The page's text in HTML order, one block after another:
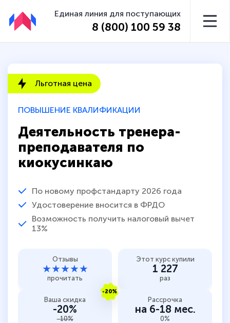
Единая линия для поступающих
8 (800) 100 59 38
ПОВЫШЕНИЕ КВАЛИФИКАЦИИ
Деятельность тренера-
преподавателя по
киокусинкаю
По новому профстандарту 2026 года
Удостоверение вносится в ФРДО
Возможность получить налоговый вычет
13%
Льготная цена
Отзывы
★★★★★
прочитать
Этот курс купили
1 227
раз
-20%
Ваша скидка
-20%
-10%
Рассрочка
на 6-18 мес.
0%